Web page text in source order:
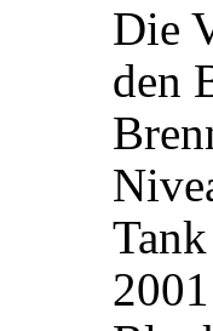
Die
den